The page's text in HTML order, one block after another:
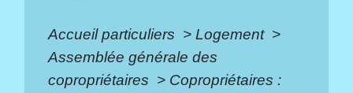
Accueil particuliers > Logement >
Assemblée générale des
copropriétaires > Copropriétaires :